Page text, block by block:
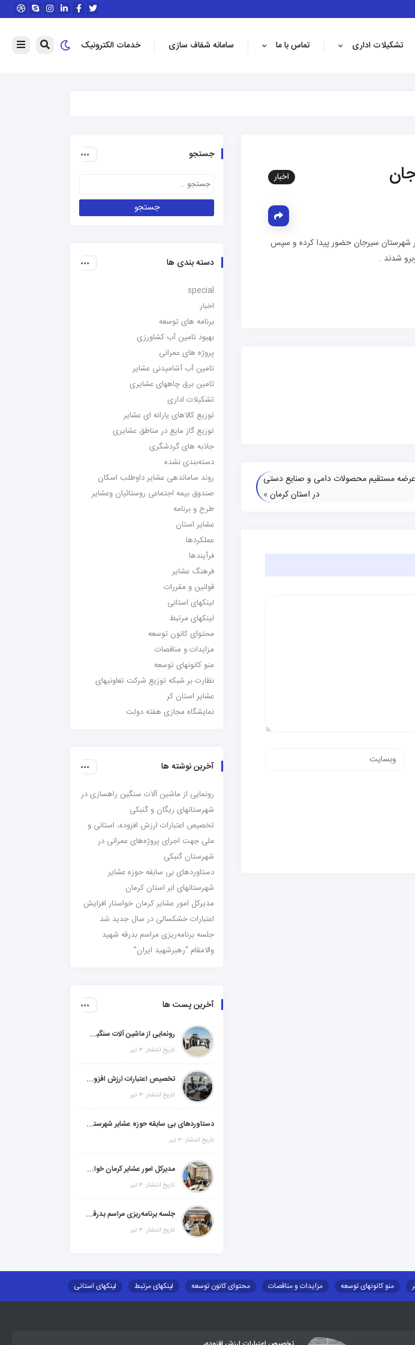
تشکیلات اداری تماس با ما سامانه شفاف سازی خدمات الکترونیک
اخبار
عشایر شهرستان سیرجان حضور پیدا كرده و سپس
شدند .
عرضه مستقیم محصولات دامی و صنایع دستی
در استان کرمان»
وب‌سایت
جستجو
دسته بندی ها
special
اخبار
برنامه های توسعه
بهبود تامین آب کشاورزی
پروژه های عمرانی
تامین آب آشامیدنی عشایر
تامین برق چاههای عشایری
تشکیلات اداری
توزیع کالاهای یارانه ای عشایر
توزیع گاز مایع در مناطق عشایری
جاذبه های گردشگری
دسته‌بندی نشده
روند ساماندهی عشایر داوطلب اسکان
صندوق بیمه اجتماعی روستائیان وعشایر
طرح و برنامه
عشایر استان
عملکردها
فرآیندها
فرهنگ عشایر
قوانین و مقررات
لینکهای استانی
لینکهای مرتبط
محتوای کانون توسعه
مزایدات و مناقصات
منو کانونهای توسعه
نظارت بر شبکه توزیع شرکت تعاونیهای
عشایر استان کر
نمایشگاه مجازی هفته دولت
آخرین نوشته ها
رونمایی از ماشین آلات سنگین راهسازی در
شهرستانهای ریگان و گنبکی
تخصیص اعتبارات ارزش افزوده، استانی و
ملی جهت اجرای پروژه‌های عمرانی در
شهرستان گنبکی
دستاوردهای بی سابقه حوزه عشایر
شهرستانهای ابر استان کرمان
مدیرکل امور عشایر کرمان خواستار افزایش
اعتبارات خشکسالی در سال جدید شد
جلسه برنامه‌ریزی مراسم بدرقه شهید
والامقام “رهبرشهید ایران”
آخرین پست ها
رونمایی از ماشین آلات سنگین راهسازی در شهرستانهای ریگان و گنبکی
تاریخ انتشار: ۳ تیر
تخصیص اعتبارات ارزش افزوده، استانی و ملی جهت اجرای پروژه‌های عمرانی در شهرستان گنبکی
تاریخ انتشار: ۳ تیر
دستاوردهای بی سابقه حوزه عشایر شهرستانهای ابر استان کرمان
تاریخ انتشار: ۳ تیر
مدیرکل امور عشایر کرمان خواستار افزایش اعتبارات خشکسالی در سال جدید شد
تاریخ انتشار: ۳ تیر
جلسه برنامه‌ریزی مراسم بدرقه شهید والامقام "رهبرشهید ایران"
تاریخ انتشار: ۳ تیر
منو کانونهای توسعه مزایدات و مناقصات محتوای کانون توسعه لینکهای مرتبط
لینکهای استانی